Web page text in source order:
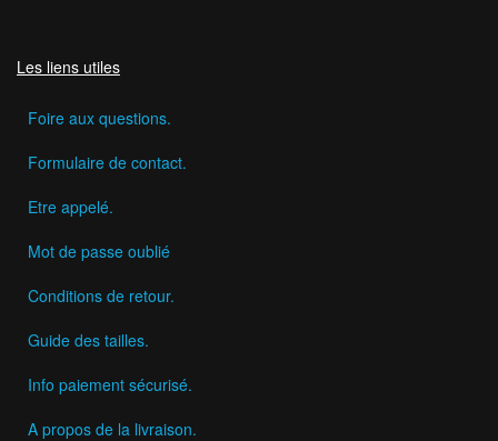
Les liens utiles
Foire aux questions.
Formulaire de contact.
Etre appelé.
Mot de passe oublié
Conditions de retour.
Guide des tailles.
Info paiement sécurisé.
A propos de la livraison.